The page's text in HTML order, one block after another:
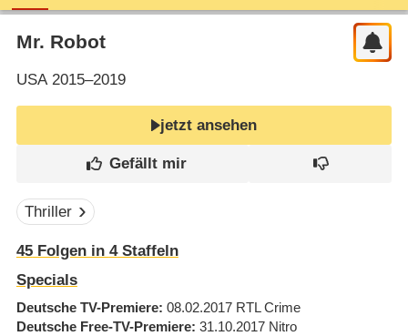
Mr. Robot
USA2015–2019
jetzt ansehen
Thriller
45Folgen in 4Staffeln
Specials
Deutsche TV-Premiere 08.02.2017 RTL Crime
Deutsche Free-TV-Premiere 31.10.2017 Nitro